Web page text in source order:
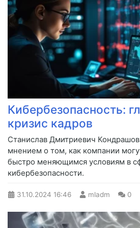
Кибербезопасность:
кризис кадров
Станислав Дмитриевич
мнением о том, как компании
быстро меняющимся условиям в
кибербезопасности.
31.10.2024 16:46 mladm 0